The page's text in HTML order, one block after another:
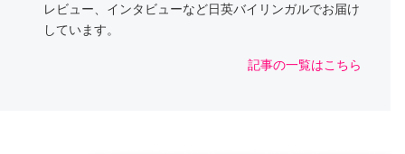
レビュー、インタビューなど日英バイリンガルでお届け
しています。
記事の一覧はこちら